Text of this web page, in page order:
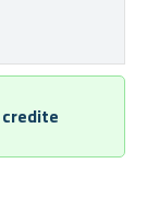
credite